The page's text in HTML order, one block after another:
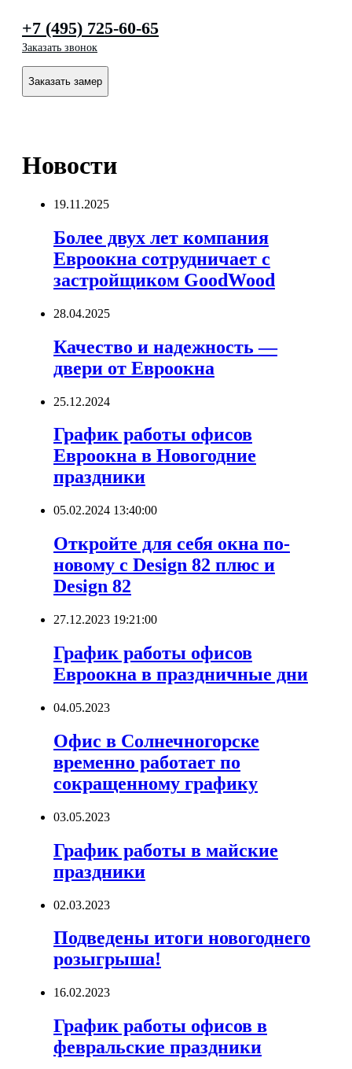
+7 (495) 725-60-65
Заказать звонок
Заказать замер
Новости
19.11.2025
Более двух лет компания
Евроокна сотрудничает с
застройщиком GoodWood
28.04.2025
Качество и надежность —
двери от Евроокна
25.12.2024
График работы офисов
Евроокна в Новогодние
праздники
05.02.2024 13:40:00
Откройте для себя окна по-
новому с Design 82 плюс и
Design 82
27.12.2023 19:21:00
График работы офисов
Евроокна в праздничные дни
04.05.2023
Офис в Солнечногорске
временно работает по
сокращенному графику
03.05.2023
График работы в майские
праздники
02.03.2023
Подведены итоги новогоднего
розыгрыша!
16.02.2023
График работы офисов в
февральские праздники